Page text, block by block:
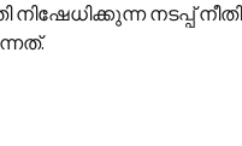
നിഷേധിക്കുന്ന നടപ്പ്